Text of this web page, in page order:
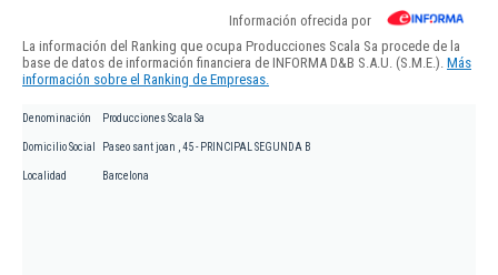
Información ofrecida por
La información del Ranking que ocupa Producciones Scala Sa procede de la
base de datos de información financiera de INFORMA D&B S.A.U. (S.M.E.). Más
información sobre el Ranking de Empresas.
Denominación Producciones Scala Sa
Domicilio Social Paseo sant joan , 45 - PRINCIPAL SEGUNDA B
Localidad Barcelona